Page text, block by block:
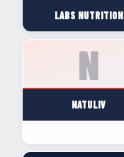
LABS NUTRITION
NATULIV